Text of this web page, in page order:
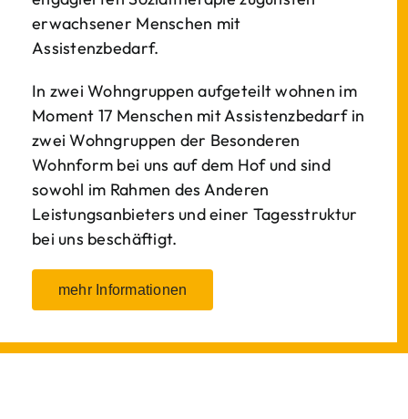
erwachsener Menschen mit
Assistenzbedarf.
In zwei Wohngruppen aufgeteilt wohnen im
Moment 17 Menschen mit Assistenzbedarf in
zwei Wohngruppen der Besonderen
Wohnform bei uns auf dem Hof und sind
sowohl im Rahmen des Anderen
Leistungsanbieters und einer Tagesstruktur
bei uns beschäftigt.
mehr Informationen